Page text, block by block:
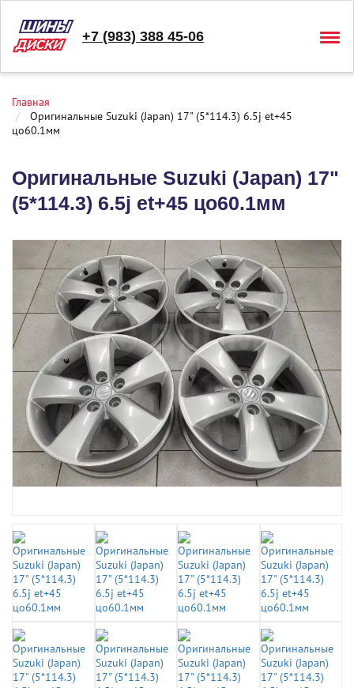
+7 (983) 388 45-06
Главная
Оригинальные Suzuki (Japan) 17" (5*114.3) 6.5j et+45
цо60.1мм
Оригинальные Suzuki (Japan) 17"
(5*114.3) 6.5j et+45 цо60.1мм